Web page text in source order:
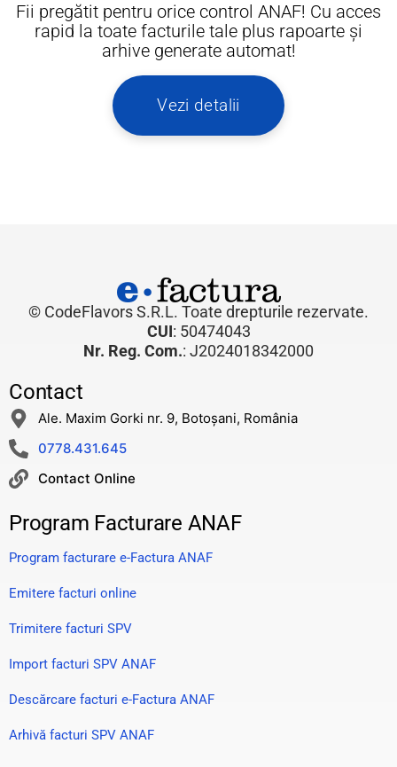
Fii pregătit pentru orice control ANAF! Cu acces
rapid la toate facturile tale plus rapoarte și
arhive generate automat!
Vezi detalii
© CodeFlavors S.R.L. Toate drepturile rezervate.
CUI: 50474043
Nr. Reg. Com.: J2024018342000
Contact
Ale. Maxim Gorki nr. 9, Botoșani, România
0778.431.645
Contact Online
Program Facturare ANAF
Program facturare e-Factura ANAF
Emitere facturi online
Trimitere facturi SPV
Import facturi SPV ANAF
Descărcare facturi e-Factura ANAF
Arhivă facturi SPV ANAF